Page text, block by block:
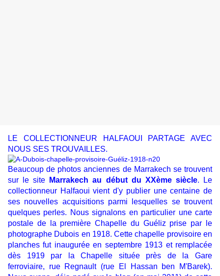
LE COLLECTIONNEUR HALFAOUI PARTAGE AVEC
NOUS SES TROUVAILLES.
Beaucoup de photos anciennes de Marrakech se trouvent
sur le site
Marrakech au début du XXème siècle. Le
collectionneur Halfaoui vient d'y publier une centaine de
ses nouvelles acquisitions parmi lesquelles se trouvent
quelques perles. Nous signalons en particulier une carte
postale de la première Chapelle du Guéliz prise par le
photographe Dubois en 1918. Cette chapelle provisoire en
planches fut inaugurée en septembre 1913 et remplacée
dès 1919 par la Chapelle située près de la Gare
ferroviaire, rue Regnault (rue El Hassan ben M'Barek).